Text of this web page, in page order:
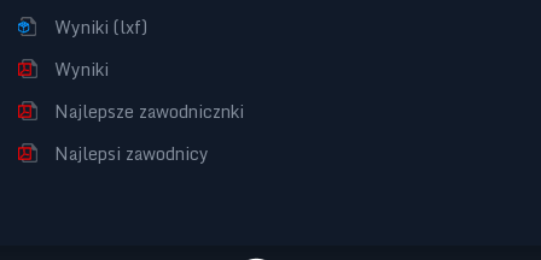
Wyniki (lxf)
Wyniki
Najlepsze zawodnicznki
Najlepsi zawodnicy